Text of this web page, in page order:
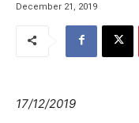
December 21, 2019
17/12/2019